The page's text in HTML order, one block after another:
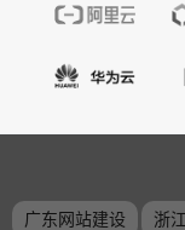
广东网站建设 浙